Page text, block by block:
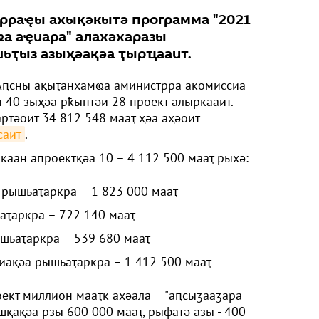
ахықәкытә программа "2021
аҿиара" алахәхаразы
азыҳәақәа ҭырҵааит.
ақыҭанхамҩа аминистрра акомиссиа
зыҳәа рҟынтәи 28 проект алыркааит.
34 812 548 мааҭ ҳәа аҳәоит
.
апроектқәа 10 – 4 112 500 мааҭ рыхә:
рышьаҭаркра – 1 823 000 мааҭ
– 722 140 мааҭ
– 539 680 мааҭ
рышьаҭаркра – 1 412 500 мааҭ
миллион мааҭк ахәала – "аԥсыӡааӡара
рзы 600 000 мааҭ, рыфатә азы - 400